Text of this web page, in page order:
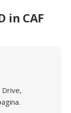
in CAF
Drive,